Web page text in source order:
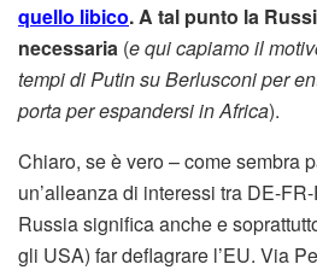
quello libico. A tal punto la
necessaria (e qui capiamo il
tempi di Putin su Berlusconi per
porta per espandersi in Africa).
Chiaro, se è vero – come sembra
un’alleanza di interessi tra DE-
Russia significa anche e
gli USA) far deflagrare l’EU. Via